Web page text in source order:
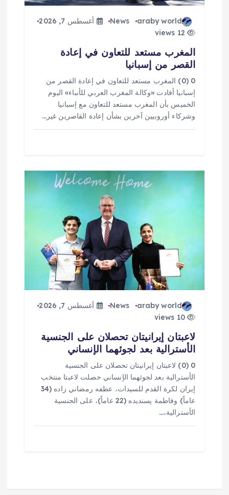
araby world
News
أغسطس 7, 2026
12 views
المغرب مستعد للتعاون في إعادة
القصر من إسبانيا
0 (0) المغرب مستعد للتعاون في إعادة القصر من
إسبانيا أفادت «وكالة المغرب العربي للأنباء» اليوم
الخميس بأن المغرب مستعد للتعاون مع إسبانيا
وشركاء أوروبيين آخرين بشأن إعادة القاصرين غير…
araby world
News
أغسطس 7, 2026
10 views
لاعبتان إيرانيتان تحصلان على الجنسية
الأسترالية بعد لجوئهما الإنساني
0 (0) لاعبتان إيرانيتان تحصلان على الجنسية
الأسترالية بعد لجوئهما الإنساني حصلت لاعبتا منتخب
إيران لكرة القدم للسيدات، عطفه رمضاني زاده (34
عاماً) وفاطمة پسنديده (22 عاماً)، على الجنسية
الأسترالية،…